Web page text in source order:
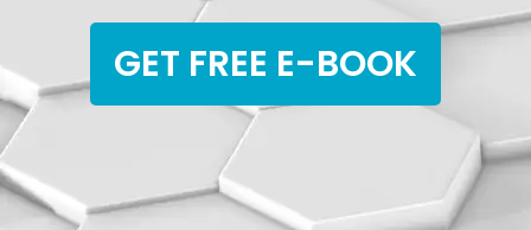
GET FREE E-BOOK